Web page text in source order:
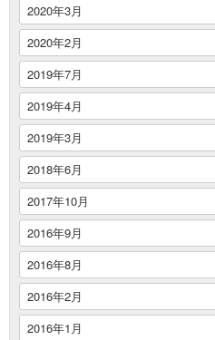
2020年3月
2020年2月
2019年7月
2019年4月
2019年3月
2018年6月
2017年10月
2016年9月
2016年8月
2016年2月
2016年1月